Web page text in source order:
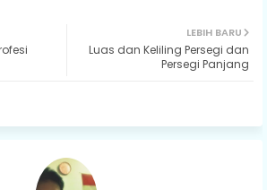
ats
LEBIH BARU
Luas dan Keliling Persegi dan
Persegi Panjang